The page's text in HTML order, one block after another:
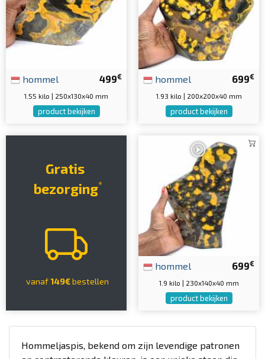
499€
hommel
1.55 kilo | 250x130x40 mm
product bekijken
699€
hommel
1.93 kilo | 200x200x40 mm
product bekijken
Gratis
bezorging*
vanaf149€bestellen
699€
hommel
1.9 kilo | 230x140x40 mm
product bekijken
Hommeljaspis, bekend om zijn levendige patronen